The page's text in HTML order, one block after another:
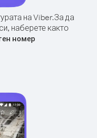
на Viber.За да
наберете както
номер